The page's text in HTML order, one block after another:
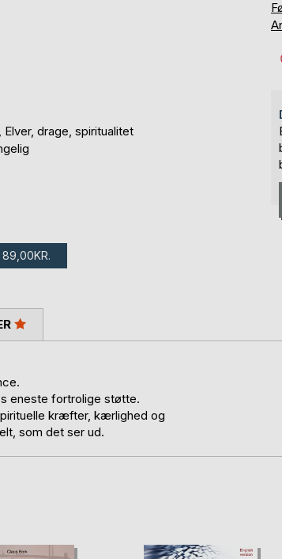
drage, spiritualitet
89,00KR.
eneste fortrolige støtte.
kræfter, kærlighed og
som det ser ud.